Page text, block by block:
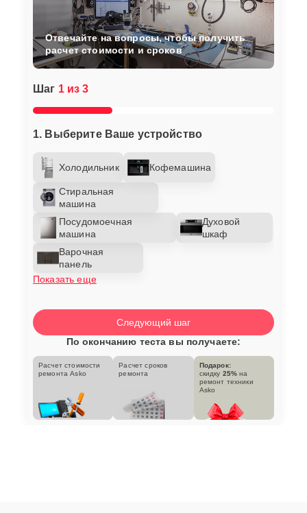
Шаг 1 из 3
1. Выберите Ваше устройство
Холодильник Кофемашина
Стиральная
машина
Посудомоечная
машина
Духовой
шкаф
Варочная
панель
Показать еще
Отвечайте на вопросы, чтобы получить
расчет стоимости и сроков
Следующий шаг
По окончанию теста вы получаете:
Расчет стоимости
ремонта Asko
Расчет сроков
ремонта
Подарок:
скидку 25% на
ремонт техники
Asko